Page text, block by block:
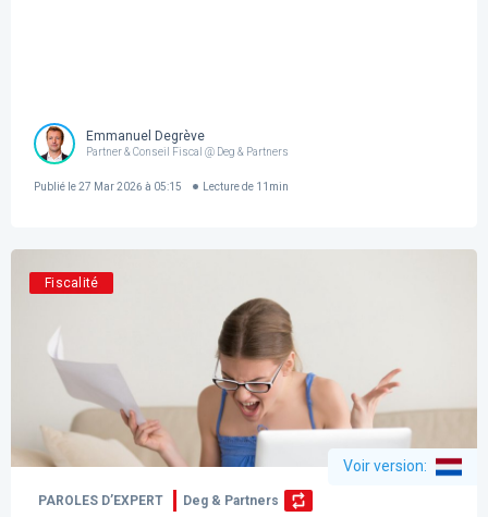
Emmanuel Degrève
Partner & Conseil Fiscal @ Deg & Partners
Publié le27 Mar 2026 à 05:15 Lecture de 11 min
Fiscalité
Voir version:
PAROLES D’EXPERT Deg & Partners